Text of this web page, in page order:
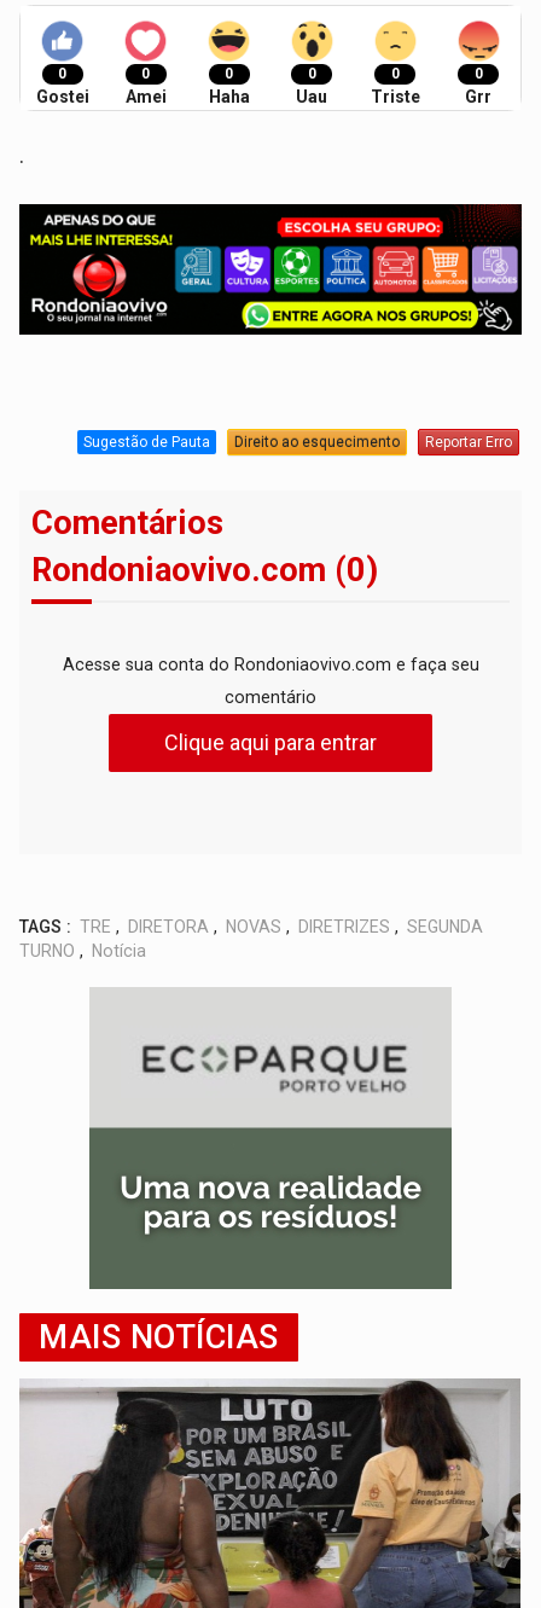
0
Gostei
0
Amei
0
Haha
0
Uau
0
Triste
0
Grr
.
Sugestão de Pauta Direito ao esquecimento Reportar Erro
Comentários
Rondoniaovivo.com (0)
Acesse sua conta do Rondoniaovivo.com e faça seu
comentário
Clique aqui para entrar
TAGS : TRE , DIRETORA , NOVAS , DIRETRIZES , SEGUNDA
TURNO , Notícia
MAIS NOTÍCIAS